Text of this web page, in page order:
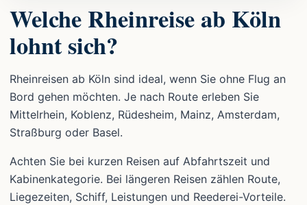
Welche Rheinreise ab Köln
lohnt sich?
Rheinreisen ab Köln sind ideal, wenn Sie ohne Flug an
Bord gehen möchten. Je nach Route erleben Sie
Mittelrhein, Koblenz, Rüdesheim, Mainz, Amsterdam,
Straßburg oder Basel.
Achten Sie bei kurzen Reisen auf Abfahrtszeit und
Kabinenkategorie. Bei längeren Reisen zählen Route,
Liegezeiten, Schiff, Leistungen und Reederei-Vorteile.